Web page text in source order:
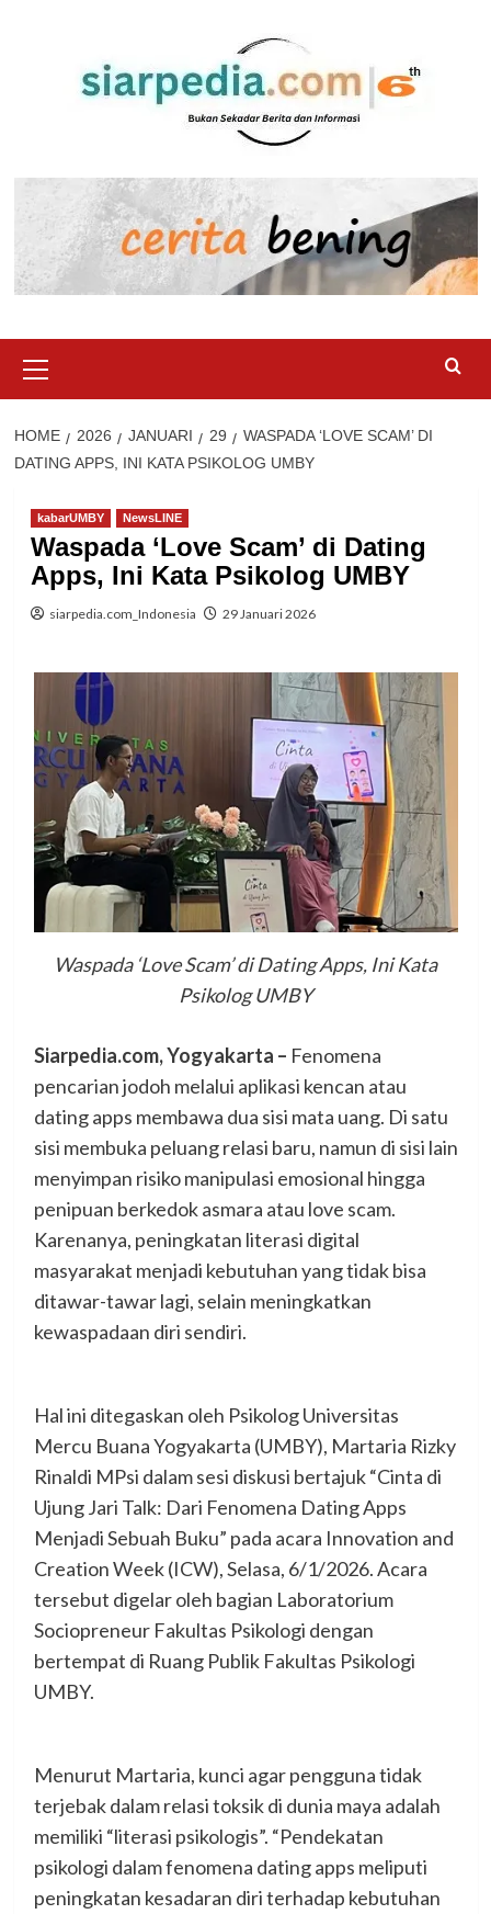
Menu
HOME 2026 JANUARI 29
WASPADA ‘LOVE SCAM’ DI
DATING APPS, INI KATA PSIKOLOG UMBY
kabarUMBY NewsLINE
Waspada ‘Love Scam’ di Dating
Apps, Ini Kata Psikolog UMBY
siarpedia.com_Indonesia 29 Januari 2026
Waspada ‘Love Scam’ di Dating Apps, Ini Kata
Psikolog UMBY
Siarpedia.com, Yogyakarta – Fenomena
pencarian jodoh melalui aplikasi kencan atau
dating apps membawa dua sisi mata uang. Di satu
sisi membuka peluang relasi baru, namun di sisi lain
menyimpan risiko manipulasi emosional hingga
penipuan berkedok asmara atau love scam.
Karenanya, peningkatan literasi digital
masyarakat menjadi kebutuhan yang tidak bisa
ditawar-tawar lagi, selain meningkatkan
kewaspadaan diri sendiri.
Hal ini ditegaskan oleh Psikolog Universitas
Mercu Buana Yogyakarta (UMBY), Martaria Rizky
Rinaldi MPsi dalam sesi diskusi bertajuk “Cinta di
Ujung Jari Talk: Dari Fenomena Dating Apps
Menjadi Sebuah Buku” pada acara Innovation and
Creation Week (ICW), Selasa, 6/1/2026. Acara
tersebut digelar oleh bagian Laboratorium
Sociopreneur Fakultas Psikologi dengan
bertempat di Ruang Publik Fakultas Psikologi
UMBY.
Menurut Martaria, kunci agar pengguna tidak
terjebak dalam relasi toksik di dunia maya adalah
memiliki “literasi psikologis”. “Pendekatan
psikologi dalam fenomena dating apps meliputi
peningkatan kesadaran diri terhadap kebutuhan